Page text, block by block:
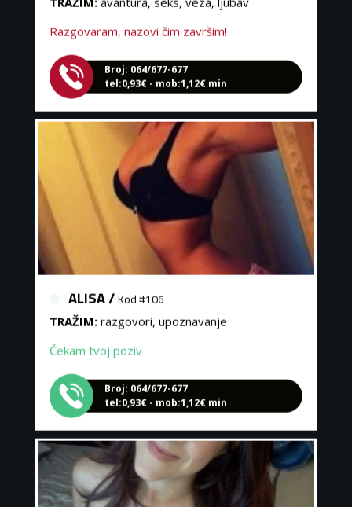
Razgovaram, nazovi čim završim!
tel:0,93€ - mob:1,12€ min
ALISA /
TRAŽIM:razgovori, upoznavanje
Čekam tvoj poziv
tel:0,93€ - mob:1,12€ min